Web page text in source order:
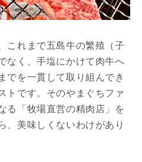
これまで五島牛の繁殖（子
なく、手塩にかけて肉牛へ
でを一貫して取り組んでき
トです。そのやまぐちファ
る「牧場直営の精肉店」を
、美味しくないわけがあり